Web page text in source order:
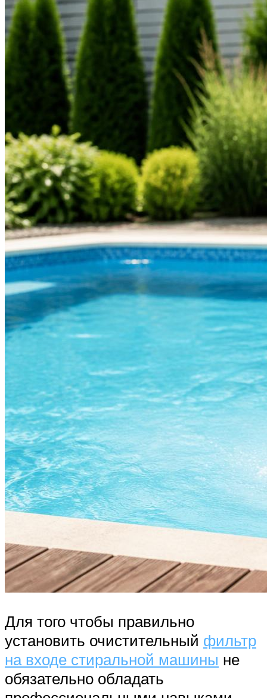
Для того чтобы правильно
установить очистительный фильтр
на входе стиральной машины не
обязательно обладать